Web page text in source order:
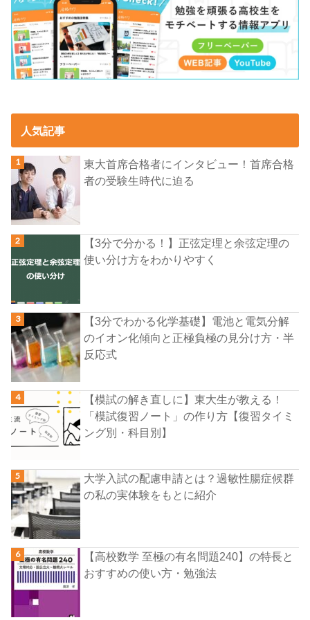
人気記事
東大首席合格者にインタビュー！首席合格
者の受験生時代に迫る
【3分で分かる！】正弦定理と余弦定理の
使い分け方をわかりやすく
【3分でわかる化学基礎】電池と電気分解
のイオン化傾向と正極負極の見分け方・半
反応式
【模試の解き直しに】東大生が教える！
「模試復習ノート」の作り方【復習タイミ
ング別・科目別】
大学入試の配慮申請とは？過敏性腸症候群
の私の実体験をもとに紹介
【高校数学 至極の有名問題240】の特長と
おすすめの使い方・勉強法